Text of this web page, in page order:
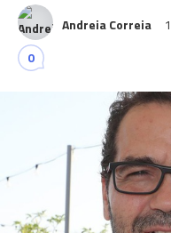
Andreia Correia
0